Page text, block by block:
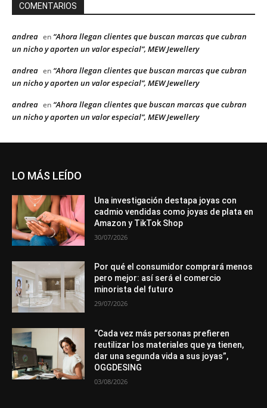
COMENTARIOS
andrea en “Ahora llegan clientes que buscan marcas que cubran
un nicho y aporten un valor especial”, MEW Jewellery
andrea en “Ahora llegan clientes que buscan marcas que cubran
un nicho y aporten un valor especial”, MEW Jewellery
andrea en “Ahora llegan clientes que buscan marcas que cubran
un nicho y aporten un valor especial”, MEW Jewellery
LO MÁS LEÍDO
Una investigación destapa joyas con
cadmio vendidas como joyas de plata en
Amazon y TikTok Shop
30/07/2026
Por qué el consumidor comprará menos
pero mejor: así será el comercio
minorista del futuro
29/07/2026
“Cada vez más personas prefieren
reutilizar los materiales que ya tienen,
dar una segunda vida a sus joyas”,
OGGDESING
03/08/2026